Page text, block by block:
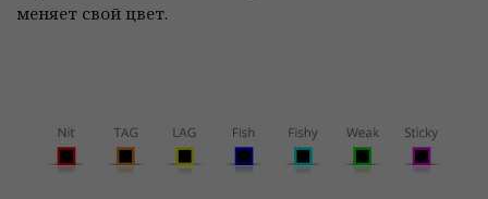
меняет свой цвет.